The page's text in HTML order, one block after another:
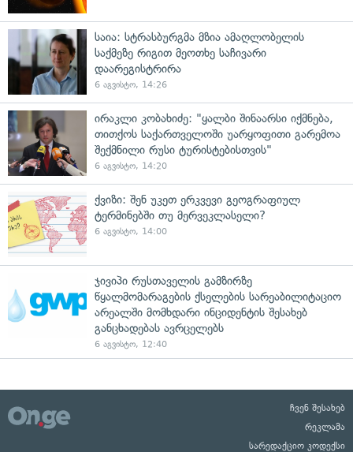
საია: სტრასბურგმა მზია ამაღლობელის
საქმეზე რიგით მეოთხე საჩივარი
დაარეგისტრირა
6 აგვისტო, 14:26
ირაკლი კობახიძე: "ყალბი შინაარსი იქმნება,
თითქოს საქართველოში უარყოფითი გარემოა
შექმნილი რუსი ტურისტებისთვის"
6 აგვისტო, 14:20
ქვიზი: შენ უკეთ ერკვევი გეოგრაფიულ
ტერმინებში თუ მერვეკლასელი?
6 აგვისტო, 14:00
ჯივიპი რუსთაველის გამზირზე
წყალმომარაგების ქსელების სარეაბილიტაციო
არეალში მომხდარი ინციდენტის შესახებ
განცხადებას ავრცელებს
6 აგვისტო, 12:40
ჩვენ შესახებ
რეკლამა
სარედაქციო კოდექსი